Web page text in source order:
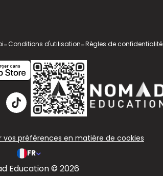
-Conditions d'utilisation-Règles de confidentialité
préférences en matière de cookies
FR
Education © 2026